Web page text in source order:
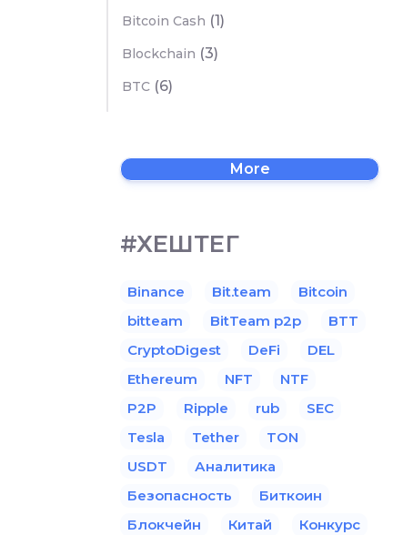
Bitcoin Cash (1)
Blockchain (3)
BTC (6)
More
#ХЕШТЕГ
Binance Bit.team
Bitcoin
bitteam
BitTeam p2p
BTT
CryptoDigest
DeFi
DEL
Ethereum
NFT
NTF
P2P
Ripple rub
SEC
Tesla
Tether
TON
USDT
Аналитика
Безопасность
Биткоин
Блокчейн
Китай
Конкурс